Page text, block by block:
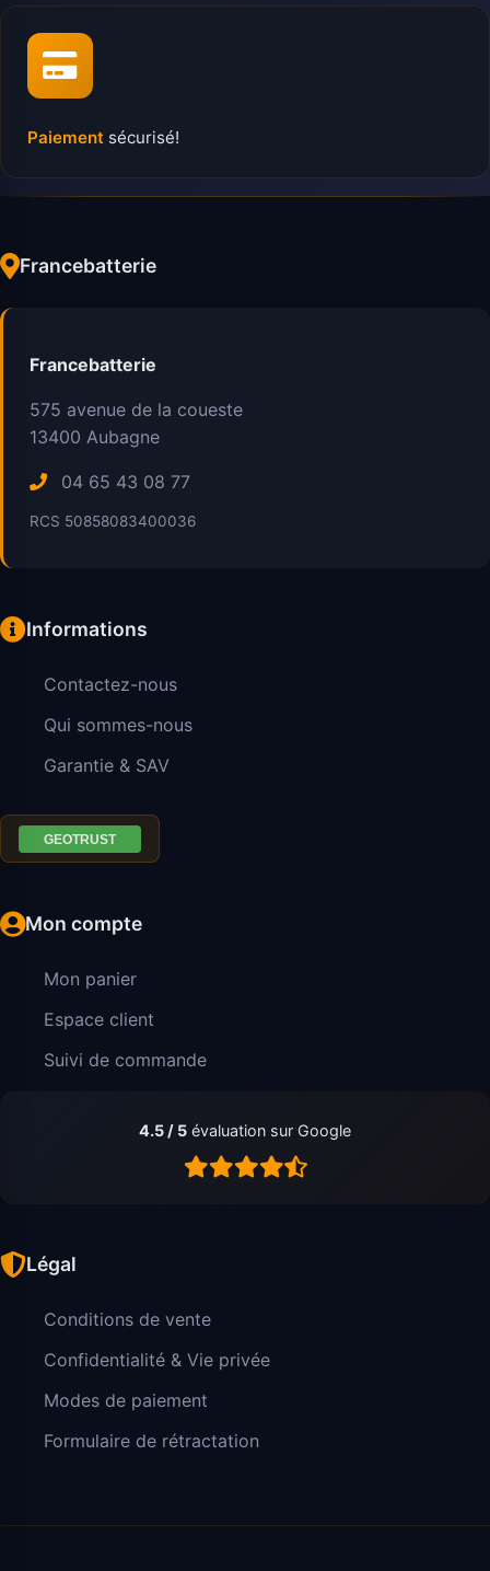
Paiement sécurisé!
Francebatterie
Francebatterie
575 avenue de la coueste
13400 Aubagne
04 65 43 08 77
RCS 50858083400036
Informations
Contactez-nous
Qui sommes-nous
Garantie & SAV
Mon compte
Mon panier
Espace client
Suivi de commande
4.5 / 5 évaluation sur Google
Légal
Conditions de vente
Confidentialité & Vie privée
Modes de paiement
Formulaire de rétractation